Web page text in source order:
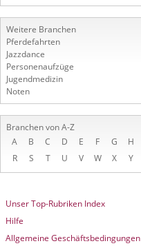
Weitere Branchen
Pferdefahrten
Jazzdance
Personenaufzüge
Jugendmedizin
Noten
Branchen von A-Z
A
B C D E F G H
R
S T U V W X Y
Unser Top-Rubriken Index
Hilfe
Allgemeine Geschäftsbedingungen